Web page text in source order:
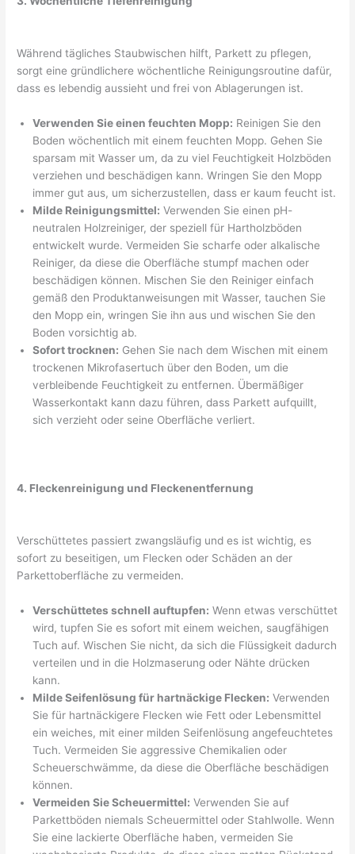
Während tägliches Staubwischen hilft, Parkett zu pflegen,
sorgt eine gründlichere wöchentliche Reinigungsroutine dafür,
dass es lebendig aussieht und frei von Ablagerungen ist.
Verwenden Sie einen feuchten Mopp: Reinigen Sie den
Boden wöchentlich mit einem feuchten Mopp. Gehen Sie
sparsam mit Wasser um, da zu viel Feuchtigkeit Holzböden
verziehen und beschädigen kann. Wringen Sie den Mopp
immer gut aus, um sicherzustellen, dass er kaum feucht ist.
Milde Reinigungsmittel: Verwenden Sie einen pH-
neutralen Holzreiniger, der speziell für Hartholzböden
entwickelt wurde. Vermeiden Sie scharfe oder alkalische
Reiniger, da diese die Oberfläche stumpf machen oder
beschädigen können. Mischen Sie den Reiniger einfach
gemäß den Produktanweisungen mit Wasser, tauchen Sie
den Mopp ein, wringen Sie ihn aus und wischen Sie den
Boden vorsichtig ab.
Sofort trocknen: Gehen Sie nach dem Wischen mit einem
trockenen Mikrofasertuch über den Boden, um die
verbleibende Feuchtigkeit zu entfernen. Übermäßiger
Wasserkontakt kann dazu führen, dass Parkett aufquillt,
sich verzieht oder seine Oberfläche verliert.
4. Fleckenreinigung und Fleckenentfernung
Verschüttetes passiert zwangsläufig und es ist wichtig, es
sofort zu beseitigen, um Flecken oder Schäden an der
Parkettoberfläche zu vermeiden.
Verschüttetes schnell auftupfen: Wenn etwas verschüttet
wird, tupfen Sie es sofort mit einem weichen, saugfähigen
Tuch auf. Wischen Sie nicht, da sich die Flüssigkeit dadurch
verteilen und in die Holzmaserung oder Nähte drücken
kann.
Milde Seifenlösung für hartnäckige Flecken: Verwenden
Sie für hartnäckigere Flecken wie Fett oder Lebensmittel
ein weiches, mit einer milden Seifenlösung angefeuchtetes
Tuch. Vermeiden Sie aggressive Chemikalien oder
Scheuerschwämme, da diese die Oberfläche beschädigen
können.
Vermeiden Sie Scheuermittel: Verwenden Sie auf
Parkettböden niemals Scheuermittel oder Stahlwolle. Wenn
Sie eine lackierte Oberfläche haben, vermeiden Sie